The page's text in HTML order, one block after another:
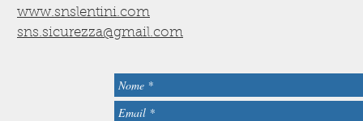
www.snslentini.com
sns.sicurezza@gmail.com